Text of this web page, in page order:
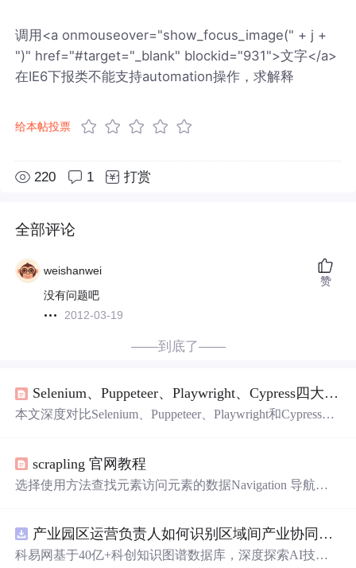
调用<a onmouseover="show_focus_image(" + j +
")" href="#target="_blank" blockid="931">文字</a>
在IE6下报类不能支持automation操作，求解释
给本帖投票
220 1 打赏
全部评论
weishanwei
没有问题吧
2012-03-19
赞
——到底了——
Selenium、Puppeteer、Playwright、Cypress四大浏览器自动化工具硬核横评与选型指南
本文深度对比Selenium、Puppeteer、Playwright和Cypress四
点分析其在Web测试、数据抓取和RPA等典型任务中的能
力边界与选型逻辑，并基于实测数据（如M1 Mac上平均执
scrapling 官网教程
选择使用方法查找元素访问元素的数据Navigation 导航抓
产业园区运营负责人如何识别区域间产业协同机会？.docx
科易网基于40亿+科创知识图谱数据库，深度探索AI技术